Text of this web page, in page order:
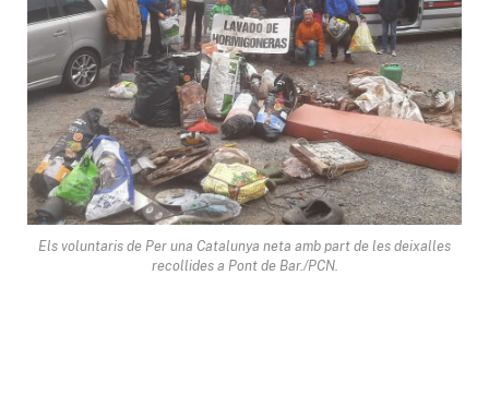
Els voluntaris de Per una Catalunya neta amb part de les deixalles
recollides a Pont de Bar./PCN.